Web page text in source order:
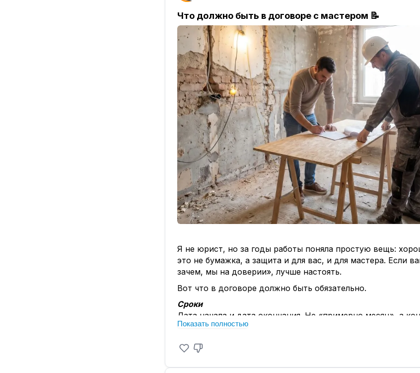
Что должно быть в договоре с мастером 📝
Я не юрист, но за годы работы поняла простую вещь:
это не бумажка, а защита и для вас, и для мастера. Если
зачем, мы на доверии», лучше настоять.
Вот что в договоре должно быть обязательно.
Сроки
Дата начала и дата окончания. Не «примерно месяц», а
пропишите, что будет, если сроки срываются по вине
Смета
Все работы с ценами. Если что-то не входит, пусть будет
входит». Так вы будете знать, за что доплачивать, если
Показать полностью